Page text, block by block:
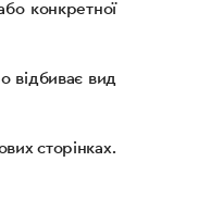
конкретної
​​відбиває вид
сторінках.